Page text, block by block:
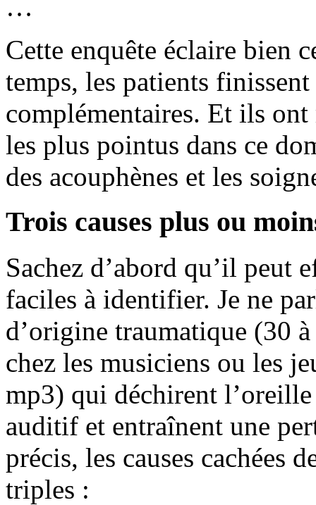
…
Cette enquête éclaire bien
temps, les patients
complémentaires. Et ils ont
les plus pointus dans ce
des acouphènes et les
Trois causes plus ou
Sachez d’abord qu’il peut
faciles à identifier. Je ne
d’origine traumatique (30
chez les musiciens ou les
mp3) qui déchirent
auditif et entraînent une
précis, les causes cachées
triples :